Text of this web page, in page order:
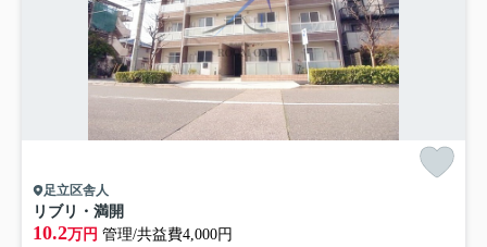
足立区舎人
リブリ・満開
10.2万円 管理/共益費4,000円